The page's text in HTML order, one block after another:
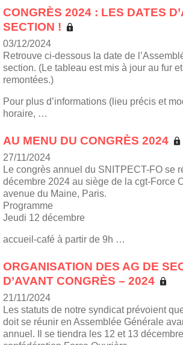
CONGRÈS 2024 : LES DATES
SECTION !
03/12/2024
Retrouve ci-dessous la date de
section. (Le tableau est mis à jour au fur
remontées.)
Pour plus d’informations (lieu précis et
horaire, …
AU MENU DU CONGRÈS 2024
27/11/2024
Le congrès annuel du SNITPECT-FO se
décembre 2024 au siège de la cgt-Force
avenue du Maine, Paris.
Programme
Jeudi 12 décembre
accueil-café à partir de 9h …
ORGANISATION DES AG DE
D’AVANT CONGRÈS – 2024
21/11/2024
Les statuts de notre syndicat prévoient
doit se réunir en Assemblée Générale
annuel. Il se tiendra les 12 et 13